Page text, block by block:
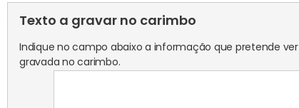
Texto a gravar no carimbo
Indique no campo abaixo a informação que pretende ver
gravada no carimbo.